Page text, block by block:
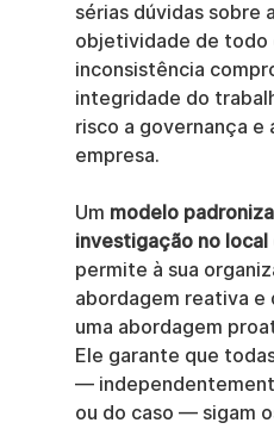
sérias dúvidas sobre
objetividade de todo
inconsistência
integridade do
risco a governança e
empresa.
Um modelo
investigação no
permite à sua
abordagem reativa e
uma abordagem
Ele garante que
—
ou do caso — sigam